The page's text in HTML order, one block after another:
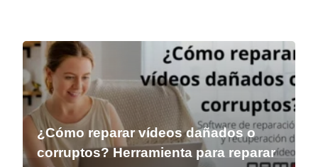
¿Cómo reparar vídeos dañados o
corruptos? Herramienta para reparar